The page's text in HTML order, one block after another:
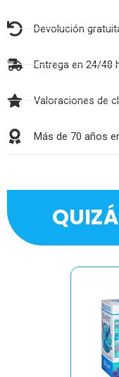
Devolución
Entrega en 24/48
Valoraciones de
Más de 70 años